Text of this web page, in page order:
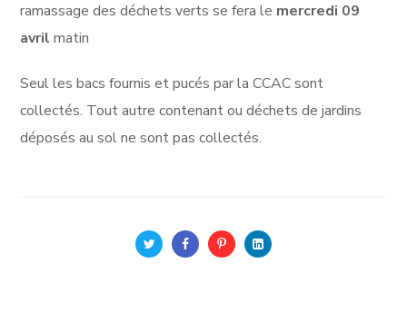
ramassage des déchets verts se fera le mercredi 09
avrilmatin
Seul les bacs fournis et pucés par la CCAC sont
collectés. Tout autre contenant ou déchets de jardins
déposés au sol ne sont pas collectés.